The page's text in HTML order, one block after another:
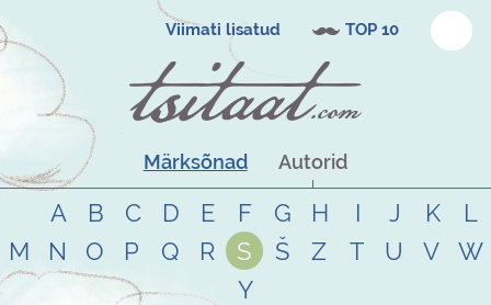
Viimati lisatud TOP 10
Märksõnad Autorid
A B C D E F G H I J K
L
M
N O P Q R S Š Z T U V
W
Y